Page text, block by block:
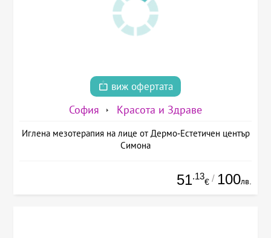
виж офертата
София Красота и Здраве
Иглена мезотерапия на лице от Дермо-Естетичен център
Симона
51.13
€ / 100лв.